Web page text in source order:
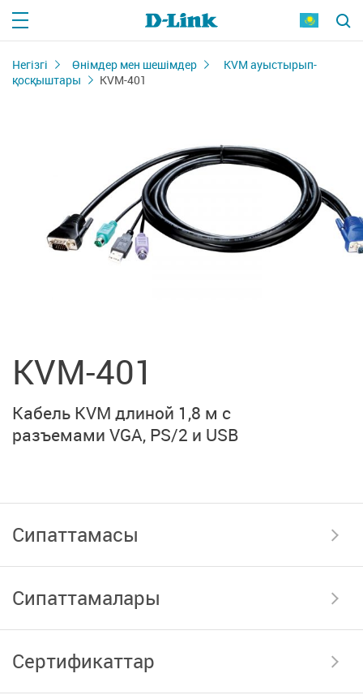
Негізгі Өнімдер мен шешімдер
KVM ауыстырып-
қосқыштары
KVM-401
KVM-401
Кабель KVM длиной 1,8 м с
разъемами VGA, PS/2 и USB
Сипаттамасы
Сипаттамалары
Сертификаттар